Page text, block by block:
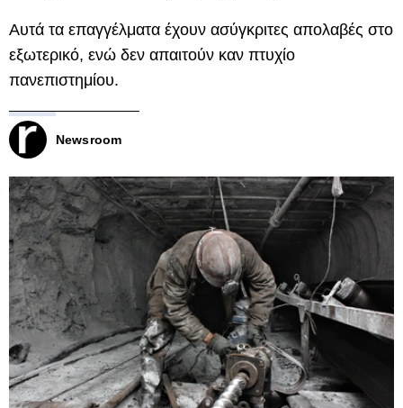
Αυτά τα επαγγέλματα έχουν ασύγκριτες απολαβές στο
εξωτερικό, ενώ δεν απαιτούν καν πτυχίο
πανεπιστημίου.
Newsroom